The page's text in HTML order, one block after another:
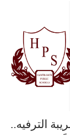
الترفيه..